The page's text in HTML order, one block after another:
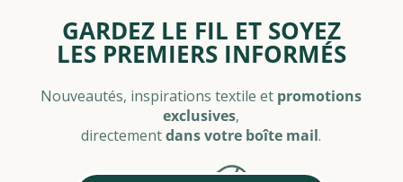
GARDEZ LE FIL ET SOYEZ
LES PREMIERS INFORMÉS
Nouveautés, inspirations textile et promotions
exclusives,
directementdans votre boîte mail.